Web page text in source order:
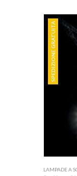
SPEDIZIONE GRATUITA
LAMPADE A